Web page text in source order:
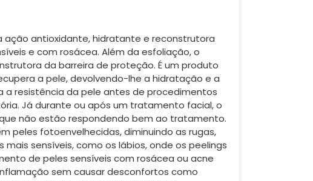
ação antioxidante, hidratante e reconstrutora
e com rosácea. Além da esfoliação, o
da barreira de proteção. É um produto
a pele, devolvendo-lhe a hidratação e a
resistência da pele antes de procedimentos
Já durante ou após um tratamento facial, o
não estão respondendo bem ao tratamento.
peles fotoenvelhecidas, diminuindo as rugas,
sensíveis, como os lábios, onde os peelings
de peles sensíveis com rosácea ou acne
sem causar desconfortos como